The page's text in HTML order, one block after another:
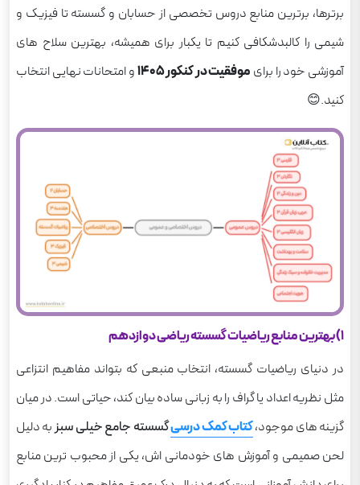
برترها، برترین منابع دروس تخصصی از حسابان و گسسته تا فیزیک و
شیمی را کالبدشکافی کنیم تا یکبار برای همیشه، بهترین سلاح های
آموزشی خود را برای موفقیت در کنکور ۱۴۰۵
و امتحانات نهایی انتخاب
کنید.😊
1) بهترین منابع ریاضیات گسسته ریاضی دوازدهم
در دنیای ریاضیات گسسته، انتخاب منبعی که بتواند مفاهیم انتزاعی
مثل نظریه اعداد یا گراف را به زبانی ساده بیان کند، حیاتی است. در میان
گزینه های موجود،کتاب کمک درسیگسسته جامع خیلی سبزبه دلیل
لحن صمیمی و آموزش های خودمانی اش، یکی از محبوب ترین منابع